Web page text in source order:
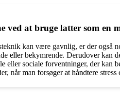
ved at bruge latter som en
kan være gavnlig, er der
eller bekymrende. Derudover
sociale forventninger, der kan
når man forsøger at håndtere stress